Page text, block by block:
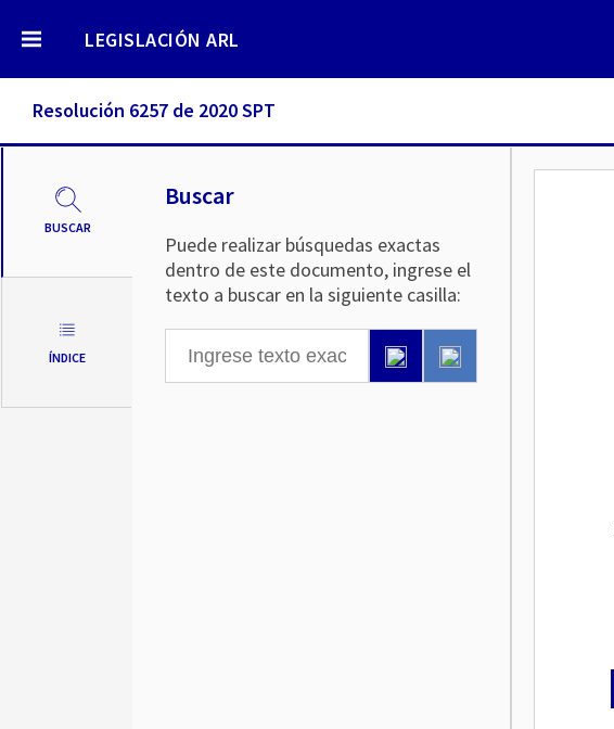
LEGISLACIÓN ARL
Resolución 6257 de 2020 SPT
BUSCAR
ÍNDICE
Buscar
Puede realizar búsquedas exactas
dentro de este documento, ingrese el
texto a buscar en la siguiente casilla: